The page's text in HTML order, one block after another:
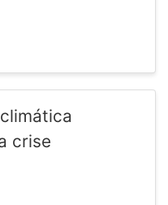
crise